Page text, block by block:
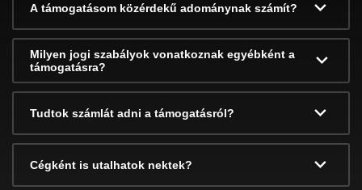
A támogatásom közérdekű adománynak számít?
Milyen jogi szabályok vonatkoznak egyébként a
támogatásra?
Tudtok számlát adni a támogatásról?
Cégként is utalhatok nektek?